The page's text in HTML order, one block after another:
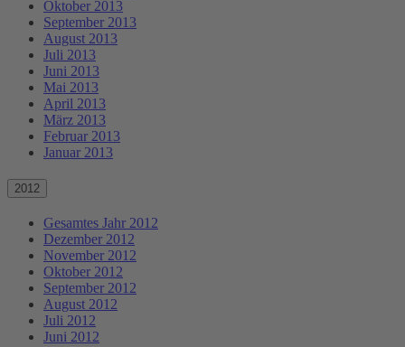
Oktober 2013
September 2013
August 2013
Juli 2013
Juni 2013
Mai 2013
April 2013
März 2013
Februar 2013
Januar 2013
2012
Gesamtes Jahr 2012
Dezember 2012
November 2012
Oktober 2012
September 2012
August 2012
Juli 2012
Juni 2012